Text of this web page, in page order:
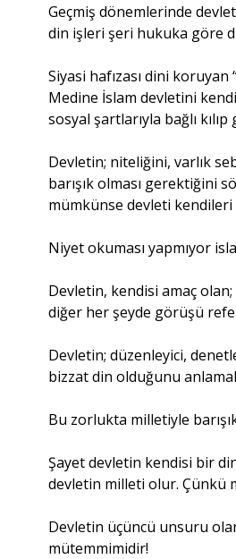
Geçmiş dönemlerinde
din işleri şeri hukuka göre
Siyasi hafızası dini
Medine İslam devletini kendi
sosyal şartlarıyla bağlı
Devletin; niteliğini, varlık
barışık olması gerektiğini
mümkünse devleti
Niyet okuması yapmıyor
Devletin, kendisi amaç olan;
diğer her şeyde görüşü
Devletin; düzenleyici,
bizzat din olduğunu
Bu zorlukta milletiyle
Şayet devletin kendisi bir
devletin milleti olur. Çünkü
Devletin üçüncü unsuru
mütemmimidir!